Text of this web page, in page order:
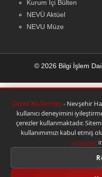
Çerez Kullanımı - Nevşehir
kullanıcı deneyimini
çerezler kullanmaktadır.
kullanımımızı kabul etmiş
uyarımızı
Kurum İçi Bülten
NEVÜ Aktüel
NEVU Müze
© 2026 Bilgi İşlem